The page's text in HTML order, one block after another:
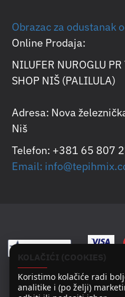
Obrazac za odustanak
Online Prodaja:
NILUFER NUROGLU
SHOP NIŠ (PALILULA)
Adresa: Nova
Niš
Telefon: +381 65 807
Email:
KOLAČIĆI (COOKIES)
Koristimo kolačiće radi
analitike i (po želji)